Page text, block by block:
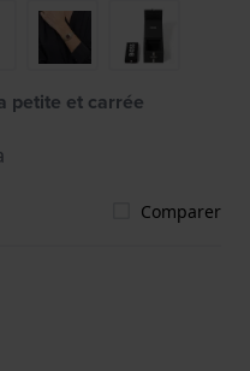
petite et carrée
Comparer